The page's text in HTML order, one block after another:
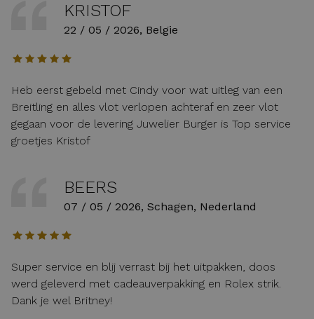
KRISTOF
22 / 05 / 2026, Belgie
Heb eerst gebeld met Cindy voor wat uitleg van een
Breitling en alles vlot verlopen achteraf en zeer vlot
gegaan voor de levering Juwelier Burger is Top service
groetjes Kristof
BEERS
07 / 05 / 2026, Schagen, Nederland
Super service en blij verrast bij het uitpakken, doos
werd geleverd met cadeauverpakking en Rolex strik.
Dank je wel Britney!